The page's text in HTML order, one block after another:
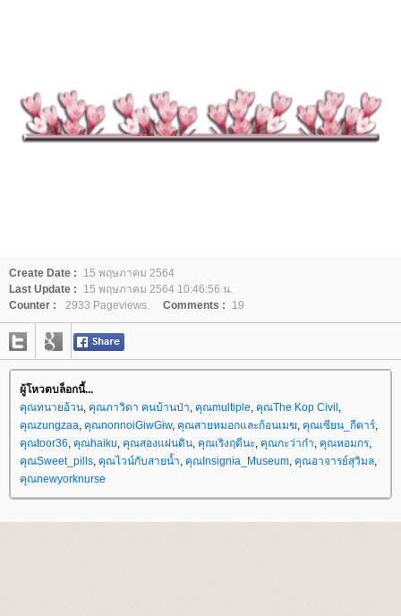
Create Date :
15 พฤษภาคม 2564
Last Update :
15 พฤษภาคม 2564 10:46:56 น.
Counter :
2933 Pageviews. Comments : 19
ผู้โหวตบล็อกนี้...
คุณทนายอ้วน คุณภาวิดา คนบ้านป่า คุณmultiple คุณThe Kop Civil
คุณzungzaa คุณnonnoiGiwGiw, คุณสายหมอกและก้อนเมฆ คุณเซียน_กีตาร์
คุณtoor36 คุณhaiku คุณสองแผ่นดิน คุณเริงฤดีนะ คุณกะว่าก๋า คุณหอมกร
คุณSweet_pills คุณไวน์กับสายน้ำ คุณInsignia_Museum คุณอาจารย์สุวิมล
คุณnewyorknurse